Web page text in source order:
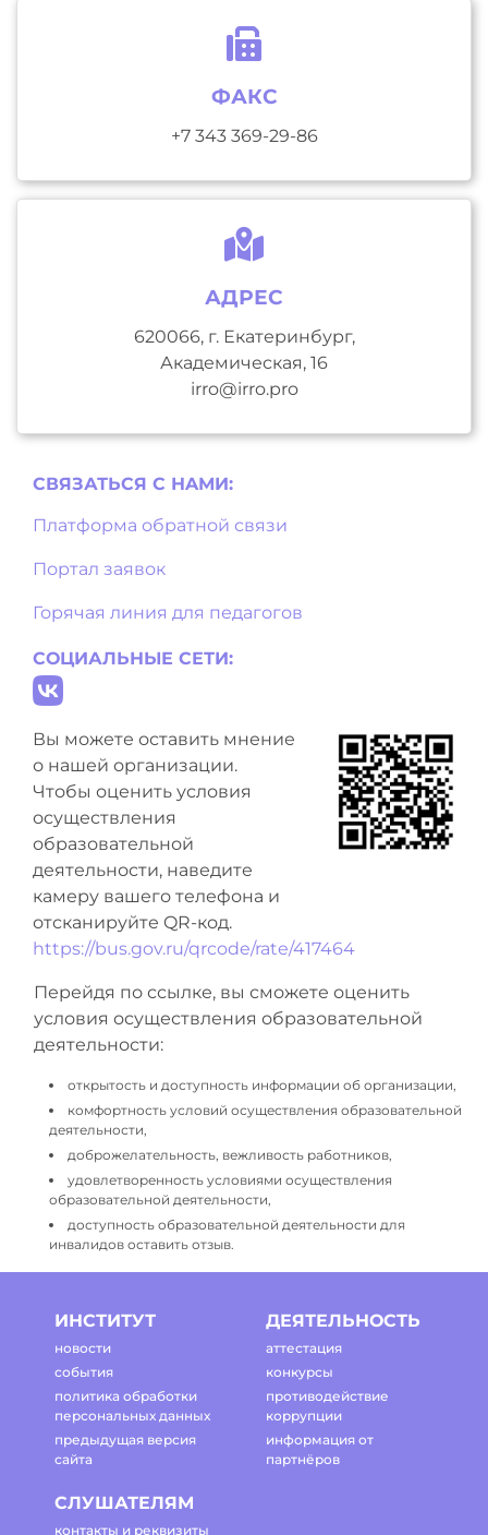
ФАКС
+7 343 369-29-86
АДРЕС
620066, г. Екатеринбург,
Академическая, 16
irro@irro.pro
СВЯЗАТЬСЯ С НAМИ:
Платформа обратной связи
Портал заявок
Горячая линия для педагогов
СОЦИАЛЬНЫЕ СЕТИ:
Вы можете оставить мнение
о нашей организации.
Чтобы оценить условия
осуществления
образовательной
деятельности, наведите
камеру вашего телефона и
отсканируйте QR-код.
https://bus.gov.ru/qrcode/rate/417464
Перейдя по ссылке, вы сможете оценить
условия осуществления образовательной
деятельности:
открытость и доступность информации об организации,
комфортность условий осуществления образовательной
деятельности,
доброжелательность, вежливость работников,
удовлетворенность условиями осуществления
образовательной деятельности,
доступность образовательной деятельности для
инвалидов оставить отзыв.
ИНСТИТУТ
новости
события
политика обработки
персональных данных
предыдущая версия
сайта
ДЕЯТЕЛЬНОСТЬ
аттестация
конкурсы
противодействие
коррупции
информация от
партнёров
СЛУШАТЕЛЯМ
контакты и реквизиты